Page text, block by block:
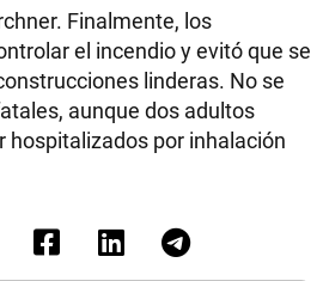
Finalmente, los
el incendio y evitó que se
linderas. No se
aunque dos adultos
hospitalizados por inhalación